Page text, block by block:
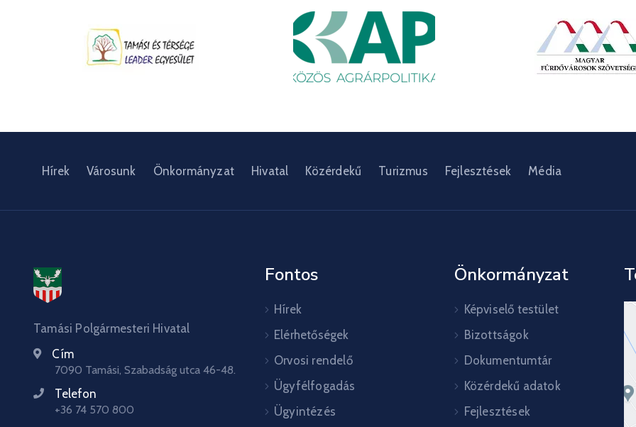
Hírek Városunk Önkormányzat Hivatal Közérdekű Turizmus Fejlesztések Média
Tamási Polgármesteri Hivatal
Cím
7090 Tamási, Szabadság utca 46-48.
Telefon
+36 74 570 800
Fontos
Hírek
Elérhetőségek
Orvosi rendelő
Ügyfélfogadás
Ügyintézés
Önkormányzat
Képviselő testület
Bizottságok
Dokumentumtár
Közérdekű adatok
Fejlesztések